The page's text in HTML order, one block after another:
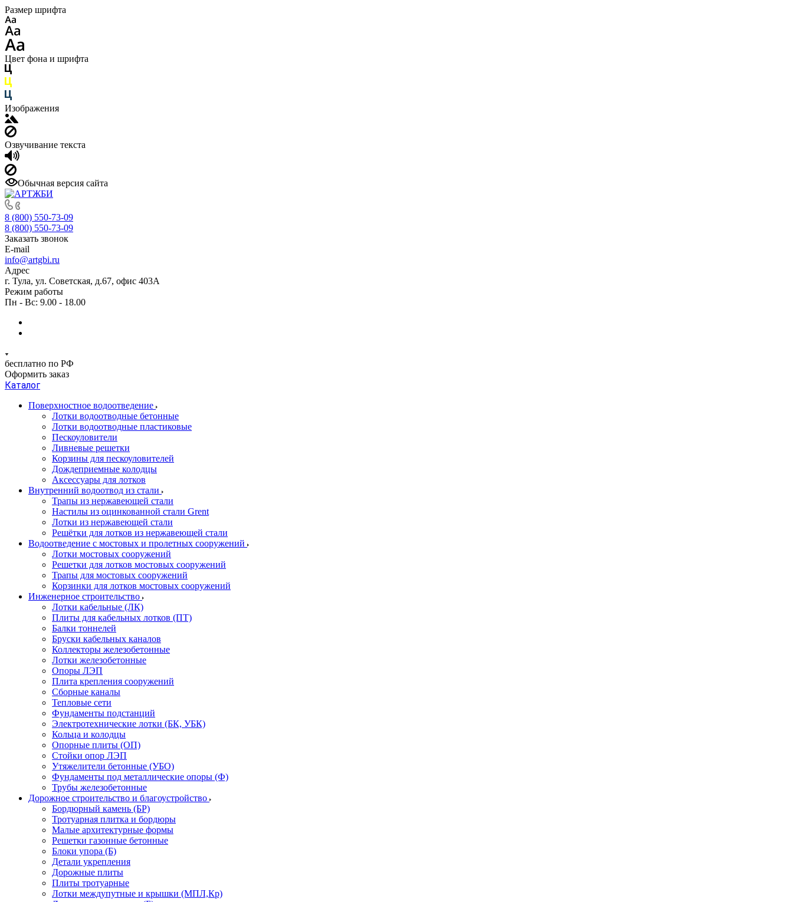
Размер шрифта
Цвет фона и шрифта
Изображения
Озвучивание текста
Обычная версия сайта
8 (800) 550-73-09
8 (800) 550-73-09
Заказать звонок
E-mail
info@artgbi.ru
Адрес
г. Тула, ул. Советская, д.67, офис 403А
Режим работы
Пн - Вс: 9.00 - 18.00
бесплатно по РФ
Оформить заказ
Каталог
Поверхностное водоотведение
Лотки водоотводные бетонные
Лотки водоотводные пластиковые
Пескоуловители
Ливневые решетки
Корзины для пескоуловителей
Дождеприемные колодцы
Аксессуары для лотков
Внутренний водоотвод из стали
Трапы из нержавеющей стали
Настилы из оцинкованной стали Grent
Лотки из нержавеющей стали
Решётки для лотков из нержавеющей стали
Водоотведение с мостовых и пролетных сооружений
Лотки мостовых сооружений
Решетки для лотков мостовых сооружений
Трапы для мостовых сооружений
Корзинки для лотков мостовых сооружений
Инженерное строительство
Лотки кабельные (ЛК)
Плиты для кабельных лотков (ПТ)
Балки тоннелей
Бруски кабельных каналов
Коллекторы железобетонные
Лотки железобетонные
Опоры ЛЭП
Плита крепления сооружений
Сборные каналы
Тепловые сети
Фундаменты подстанций
Электротехнические лотки (БК, УБК)
Кольца и колодцы
Опорные плиты (ОП)
Стойки опор ЛЭП
Утяжелители бетонные (УБО)
Фундаменты под металлические опоры (Ф)
Трубы железобетонные
Дорожное строительство и благоустройство
Бордюрный камень (БР)
Тротуарная плитка и бордюры
Малые архитектурные формы
Решетки газонные бетонные
Блоки упора (Б)
Детали укрепления
Дорожные плиты
Плиты тротуарные
Лотки междупутные и крышки (МПЛ,Кр)